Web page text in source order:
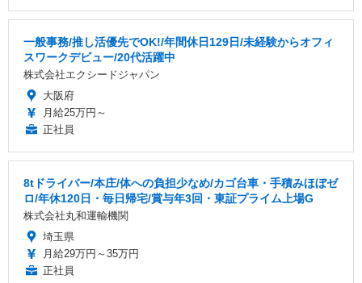
一般事務/推し活優先でOK!/年間休日129日/未経験からオフィ
スワークデビュー/20代活躍中
株式会社エクシードジャパン
大阪府
月給25万円～
正社員
8tドライバー/本庄/体への負担少なめ/カゴ台車・手積みほぼゼ
ロ/年休120日・毎日帰宅/賞与年3回・東証プライム上場G
株式会社丸和運輸機関
埼玉県
月給29万円～35万円
正社員